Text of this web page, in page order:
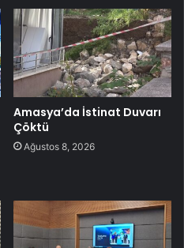
Amasya’da İstinat Duvarı
Çöktü
Ağustos 8, 2026